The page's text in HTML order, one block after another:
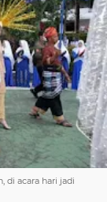
di acara hari jadi